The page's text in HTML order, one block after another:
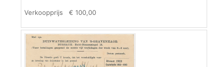
Verkoopprijs € 100,00